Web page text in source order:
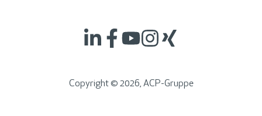
Copyright © 2026, ACP-Gruppe